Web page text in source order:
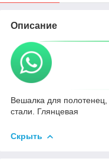
Описание
Вешалка для
стали. Глянцевая
Скрыть